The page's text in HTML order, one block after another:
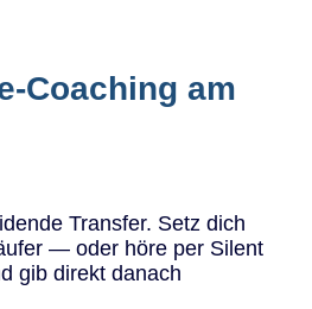
Coaching am
Transfer. Setz dich
— oder höre per Silent
gib direkt danach